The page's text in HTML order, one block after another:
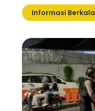
Informasi Berkala